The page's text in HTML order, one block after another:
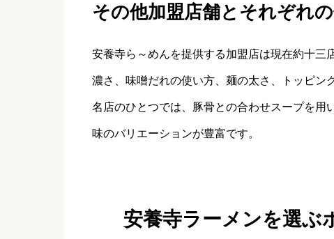
その他加盟店舗とそれぞれ
安養寺ら～めんを提供する加盟店は現在約十三
濃さ、味噌だれの使い方、麺の太さ、トッピン
名店のひとつでは、豚骨との合わせスープを用
味のバリエーションが豊富です。
安養寺ラーメンを選ぶ